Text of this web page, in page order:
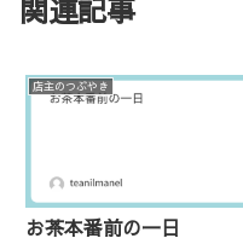
関連記事
店主のつぶやき
お茶本番前の一日